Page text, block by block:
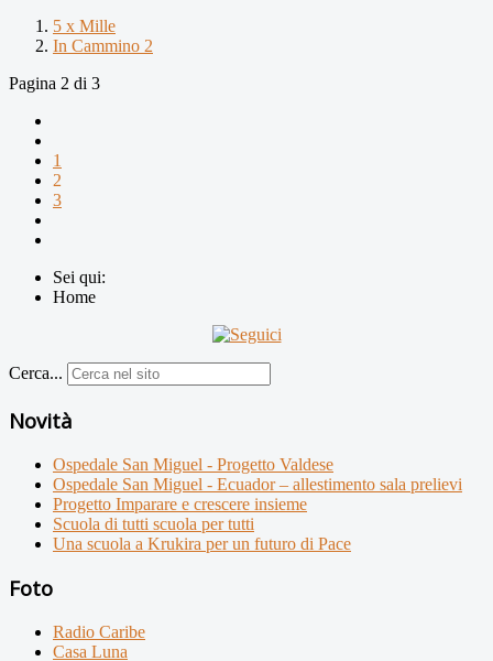
5 x Mille
In Cammino 2
Pagina 2 di 3
1
2
3
Sei qui:
Home
Cerca...
Novità
Ospedale San Miguel - Progetto Valdese
Ospedale San Miguel - Ecuador – allestimento sala prelievi
Progetto Imparare e crescere insieme
Scuola di tutti scuola per tutti
Una scuola a Krukira per un futuro di Pace
Foto
Radio Caribe
Casa Luna